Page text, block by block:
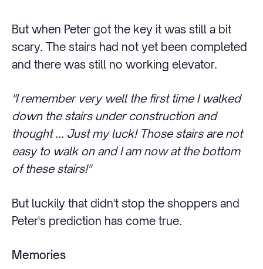
But when Peter got the key it was still a bit
scary. The stairs had not yet been completed
and there was still no working elevator.
"I remember very well the first time I walked
down the stairs under construction and
thought ... Just my luck! Those stairs are not
easy to walk on and I am now at the bottom
of these stairs!"
But luckily that didn't stop the shoppers and
Peter's prediction has come true.
Memories